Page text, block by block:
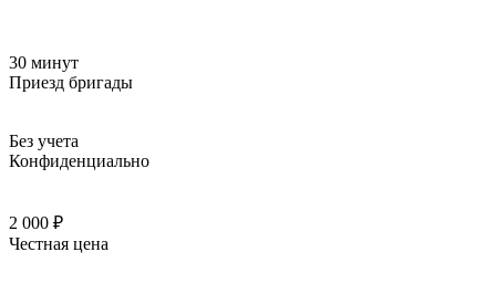
30 минут
Приезд бригады
Без учета
Конфиденциально
2 000 ₽
Честная цена